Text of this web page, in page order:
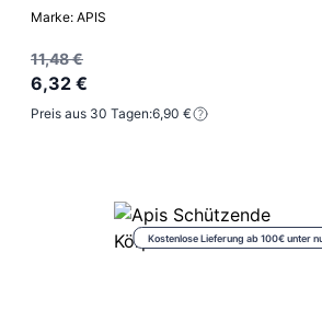
Marke: APIS
11,48 €
6,32 €
Preis aus 30 Tagen:6,90 €
Kostenlose Lieferung ab 100€ unter